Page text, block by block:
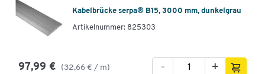
Kabelbrücke serpa® B15, 3000 mm, dunkelgrau
Artikelnummer: 825303
97,99 € (32,66 € / m) +
-